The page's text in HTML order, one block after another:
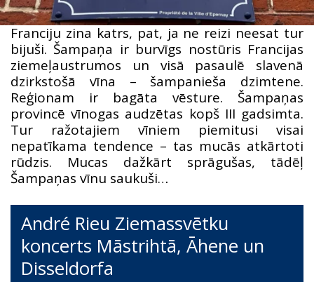
Franciju zina katrs, pat, ja ne reizi neesat tur
bijuši. Šampaņa ir burvīgs nostūris Francijas
ziemeļaustrumos un visā pasaulē slavenā
dzirkstošā vīna – šampanieša dzimtene.
Reģionam ir bagāta vēsture. Šampaņas
provincē vīnogas audzētas kopš III gadsimta.
Tur ražotajiem vīniem piemitusi visai
nepatīkama tendence – tas mucās atkārtoti
rūdzis. Mucas dažkārt sprāgušas, tādēļ
Šampaņas vīnu saukuši…
André Rieu Ziemassvētku
koncerts Māstrihtā, Āhene un
Disseldorfa